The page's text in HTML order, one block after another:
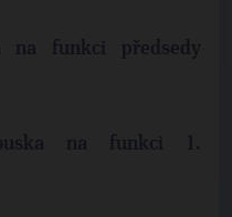
na funkci předsedy
na funkci 1.